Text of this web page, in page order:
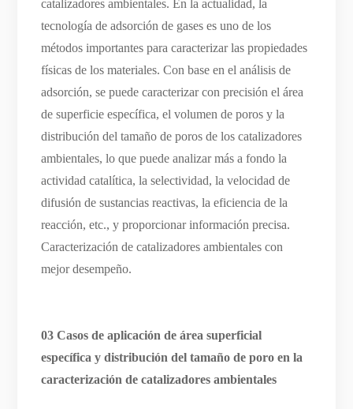
catalizadores ambientales. En la actualidad, la
tecnología de adsorción de gases es uno de los
métodos importantes para caracterizar las propiedades
físicas de los materiales. Con base en el análisis de
adsorción, se puede caracterizar con precisión el área
de superficie específica, el volumen de poros y la
distribución del tamaño de poros de los catalizadores
ambientales, lo que puede analizar más a fondo la
actividad catalítica, la selectividad, la velocidad de
difusión de sustancias reactivas, la eficiencia de la
reacción, etc., y proporcionar información precisa.
Caracterización de catalizadores ambientales con
mejor desempeño.
03 Casos de aplicación de área superficial
específica y distribución del tamaño de poro en la
caracterización de catalizadores ambientales